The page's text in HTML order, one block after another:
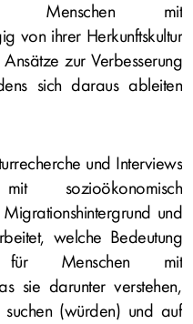
Menschen mit
von ihrer Herkunftskultur
zur Verbesserung
sich daraus ableiten
und Interviews
sozioökonomisch
und
welche Bedeutung
für Menschen mit
sie darunter verstehen,
(würden) und auf